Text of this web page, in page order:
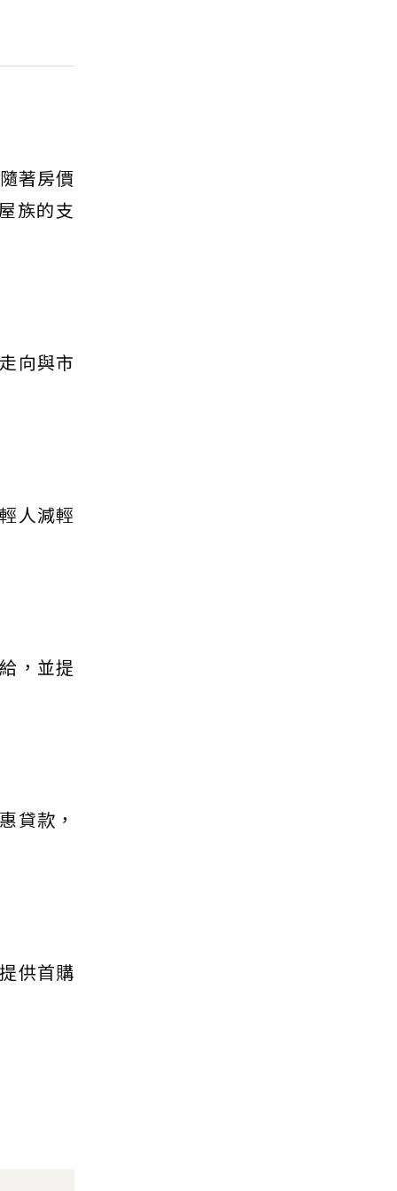
著房價
族的支
向與市
人減輕
，並提
貸款，
供首購